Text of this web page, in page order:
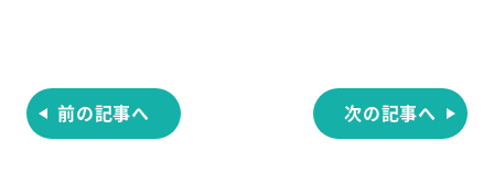
ゲ
前の記事へ 次の記事へ